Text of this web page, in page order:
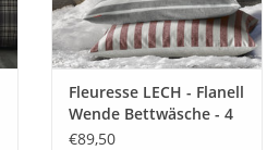
Fleuresse LECH - Flanell
Wende Bettwäsche - 4
Farben 603871
€89,50